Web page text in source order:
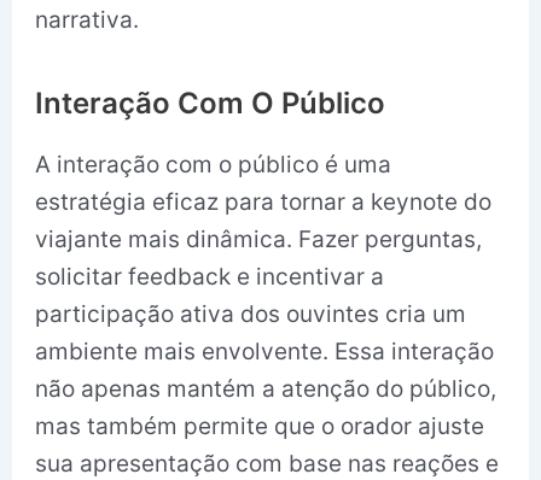
narrativa.
Interação Com O Público
A interação com o público é uma
estratégia eficaz para tornar a keynote do
viajante mais dinâmica. Fazer perguntas,
solicitar feedback e incentivar a
participação ativa dos ouvintes cria um
ambiente mais envolvente. Essa interação
não apenas mantém a atenção do público,
mas também permite que o orador ajuste
sua apresentação com base nas reações e